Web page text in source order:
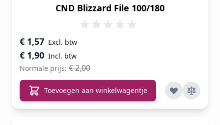
CND Blizzard File 100/180
Speciale prijs
€ 1,90
€ 1,57
Normale prijs: € 2,00
Toevoegen aan winkelwagentje